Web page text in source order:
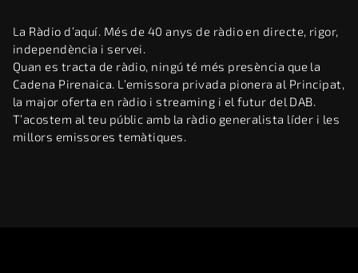
La Ràdio d’aquí. Més de 40 anys de ràdio en directe, rigor,
independència i servei.
Quan es tracta de ràdio, ningú té més presència que la
Cadena Pirenaica. L’emissora privada pionera al Principat,
la major oferta en ràdio i streaming i el futur del DAB.
T’acostem al teu públic amb la ràdio generalista líder i les
millors emissores temàtiques.